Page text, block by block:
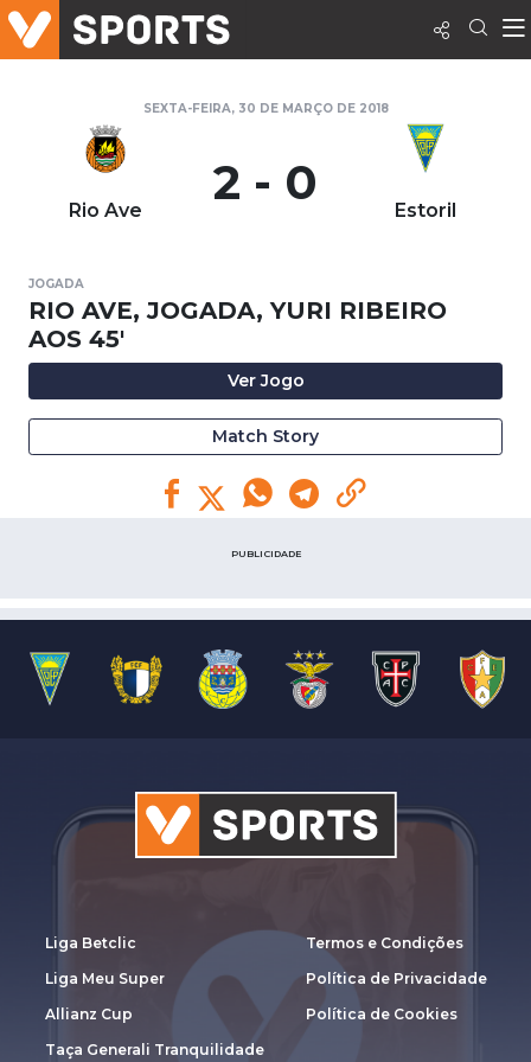
SEXTA-FEIRA, 30 DE MARÇO DE 2018
Rio Ave 2 - 0 Estoril
JOGADA
RIO AVE, JOGADA, YURI RIBEIRO
AOS 45'
Ver Jogo
Match Story
PUBLICIDADE
Liga Betclic
Liga Meu Super
Allianz Cup
Taça Generali Tranquilidade
Termos e Condições
Política de Privacidade
Política de Cookies